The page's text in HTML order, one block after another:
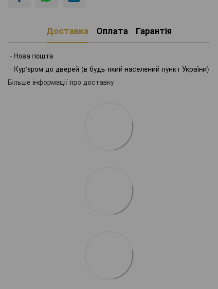
Доставка Оплата Гарантія
- Нова пошта
- Кур'єром до дверей (в будь-який населений пункт України)
Більше інформації про доставку